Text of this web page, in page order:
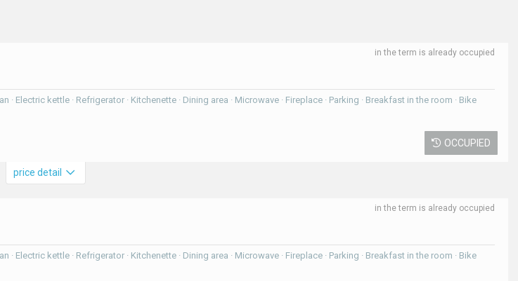
in the term is already occupied
· Electric kettle · Refrigerator · Kitchenette · Dining area · Microwave · Fireplace · Parking · Breakfast in the room · Bike
OCCUPIED
price detail
in the term is already occupied
· Electric kettle · Refrigerator · Kitchenette · Dining area · Microwave · Fireplace · Parking · Breakfast in the room · Bike